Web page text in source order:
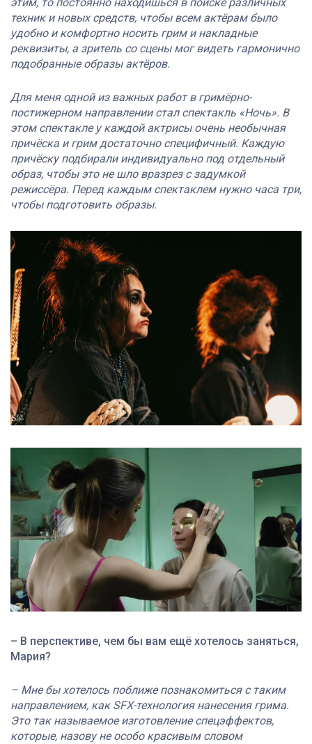
техник и новых средств, чтобы всем актёрам было
удобно и комфортно носить грим и накладные
реквизиты, а зритель со сцены мог видеть гармонично
подобранные образы актёров.
Для меня одной из важных работ в гримёрно-
постижерном направлении стал спектакль «Ночь». В
этом спектакле у каждой актрисы очень необычная
причёска и грим достаточно специфичный. Каждую
причёску подбирали индивидуально под отдельный
образ, чтобы это не шло вразрез с задумкой
режиссёра. Перед каждым спектаклем нужно часа три,
чтобы подготовить образы.
– В перспективе, чем бы вам ещё хотелось заняться,
Мария?
– Мне бы хотелось поближе познакомиться с таким
направлением, как SFX-технология нанесения грима.
Это так называемое изготовление спецэффектов,
которые, назову не особо красивым словом